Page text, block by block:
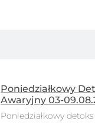
Poniedziałkowy
Awaryjny 03-
Poniedziałkowy